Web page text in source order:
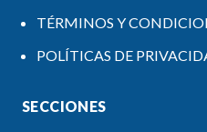
TÉRMINOS Y
POLÍTICAS DE
SECCIONES